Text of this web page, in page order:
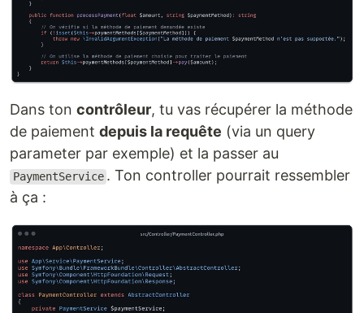
Dans ton contrôleur, tu vas récupérer la méthode
de paiement depuis la requête (via un query
parameter par exemple) et la passer au
PaymentService . Ton controller pourrait ressembler
à ça :